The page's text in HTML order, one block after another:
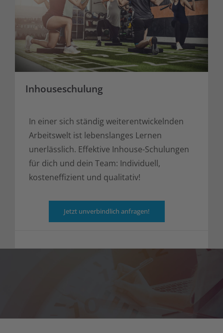
Inhouseschulung
In einer sich ständig weiterentwickelnden
Arbeitswelt ist lebenslanges Lernen
unerlässlich. Effektive Inhouse-Schulungen
für dich und dein Team: Individuell,
kosteneffizient und qualitativ!
Jetzt unverbindlich anfragen!
Kurskalender